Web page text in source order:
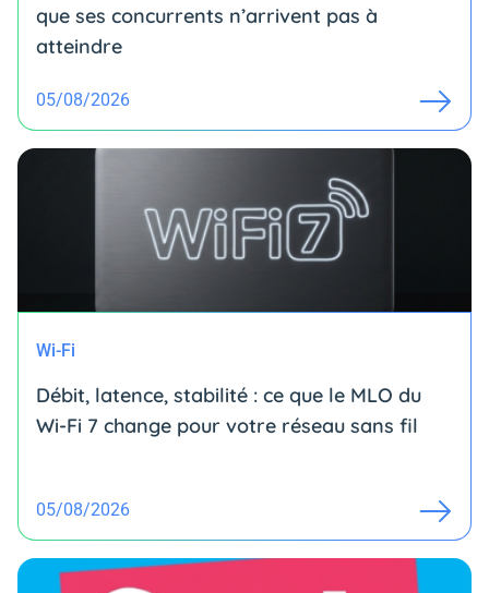
que ses concurrents n’arrivent pas à
atteindre
05/08/2026
Wi-Fi
Débit, latence, stabilité : ce que le MLO du
Wi-Fi 7 change pour votre réseau sans fil
05/08/2026